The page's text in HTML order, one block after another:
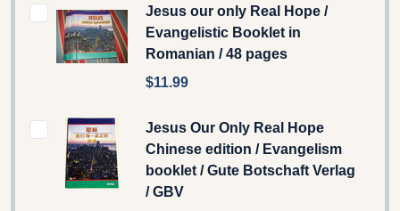
Jesus our only Real Hope /
Evangelistic Booklet in
Romanian / 48 pages
$11.99
Jesus Our Only Real Hope
Chinese edition / Evangelism
booklet / Gute Botschaft Verlag
/ GBV